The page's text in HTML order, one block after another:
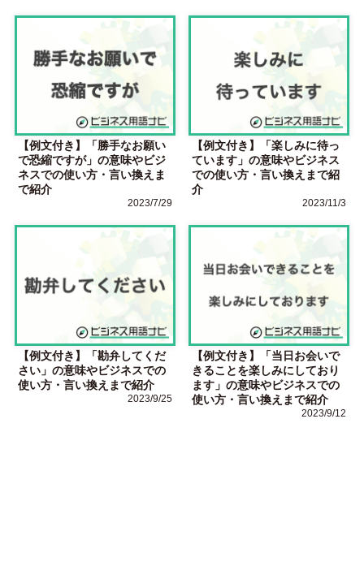
【例文付き】「勝手なお願い
で恐縮ですが」の意味やビジ
ネスでの使い方・言い換えま
で紹介
2023/7/29
【例文付き】「楽しみに待っ
ています」の意味やビジネス
での使い方・言い換えまで紹
介
2023/11/3
【例文付き】「勘弁してくだ
さい」の意味やビジネスでの
使い方・言い換えまで紹介
2023/9/25
【例文付き】「当日お会いで
きることを楽しみにしており
ます」の意味やビジネスでの
使い方・言い換えまで紹介
2023/9/12